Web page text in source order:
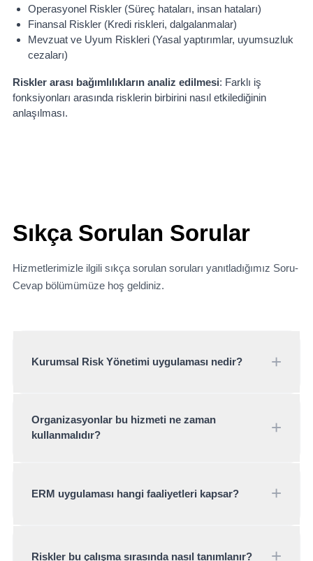
Operasyonel Riskler (Süreç hataları, insan hataları)
Finansal Riskler (Kredi riskleri, dalgalanmalar)
Mevzuat ve Uyum Riskleri (Yasal yaptırımlar, uyumsuzluk
cezaları)
Riskler arası bağımlılıkların analiz edilmesi: Farklı iş
fonksiyonları arasında risklerin birbirini nasıl etkilediğinin
anlaşılması.
Sıkça Sorulan Sorular
Hizmetlerimizle ilgili sıkça sorulan soruları yanıtladığımız Soru-
Cevap bölümümüze hoş geldiniz.
Kurumsal Risk Yönetimi uygulaması nedir? +
genelinde risklerin yapılandırılmış metodolojiler
kullanılarak tanımlanması, analiz edilmesi ve
Organizasyonlar bu hizmeti ne zaman
kullanmalıdır?
+
değerlendirmesi yapmak, ortaya çıkan riskleri
ERM uygulaması hangi faaliyetleri kapsar? +
ve nicel risk analizleri yapılması, risk
Riskler bu çalışma sırasında nasıl tanımlanır? +